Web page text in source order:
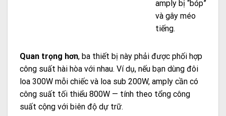
amply bị “bóp”
và gây méo
tiếng.
Quan trọng hơn, ba thiết bị này phải được phối hợp
công suất hài hòa với nhau. Ví dụ, nếu bạn dùng đôi
loa 300W mỗi chiếc và loa sub 200W, amply cần có
công suất tối thiểu 800W — tính theo tổng công
suất cộng với biên độ dự trữ.